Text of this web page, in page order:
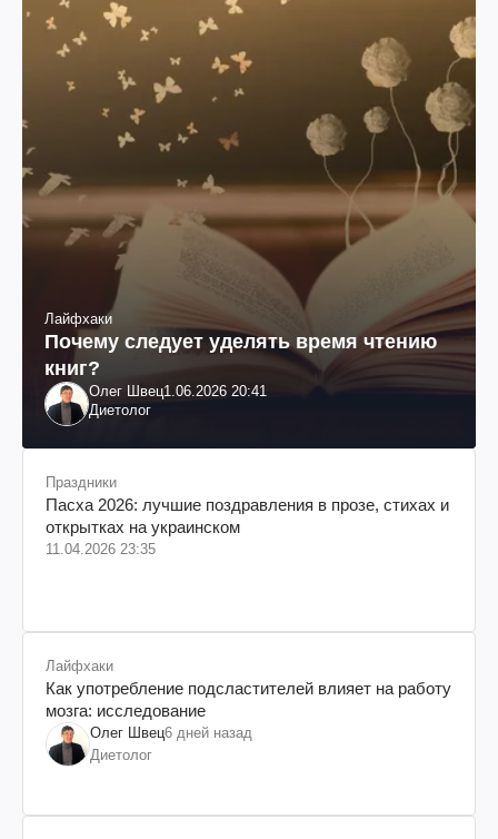
Лайфхаки
Почему следует уделять время чтению
книг?
Олег Швец1.06.2026 20:41
Диетолог
Праздники
Пасха 2026: лучшие поздравления в прозе, стихах и
открытках на украинском
11.04.2026 23:35
Лайфхаки
Как употребление подсластителей влияет на работу
мозга: исследование
Олег Швец6 дней назад
Диетолог